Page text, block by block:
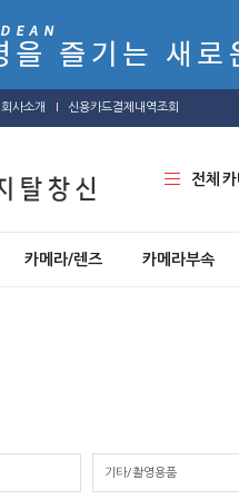
회사소개 신용카드결제내역조회
전체 카
카메라/렌즈 카메라부속
기타/촬영용품